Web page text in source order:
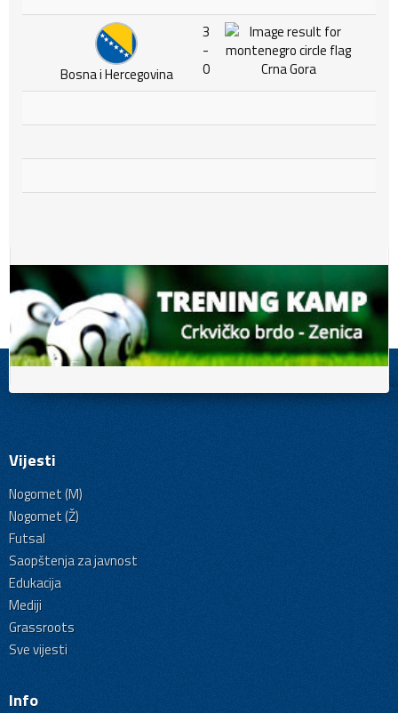
Bosna i Hercegovina
3
-
0
Crna Gora
Vijesti
Nogomet (M)
Nogomet (Ž)
Futsal
Saopštenja za javnost
Edukacija
Mediji
Grassroots
Sve vijesti
Info